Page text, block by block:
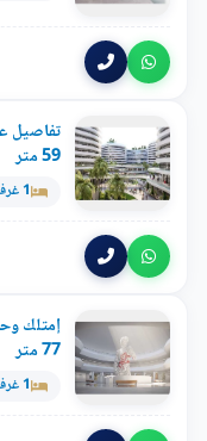
تفاصيل
59 متر
1 غرف
إمتلك
77 متر
1 غرف